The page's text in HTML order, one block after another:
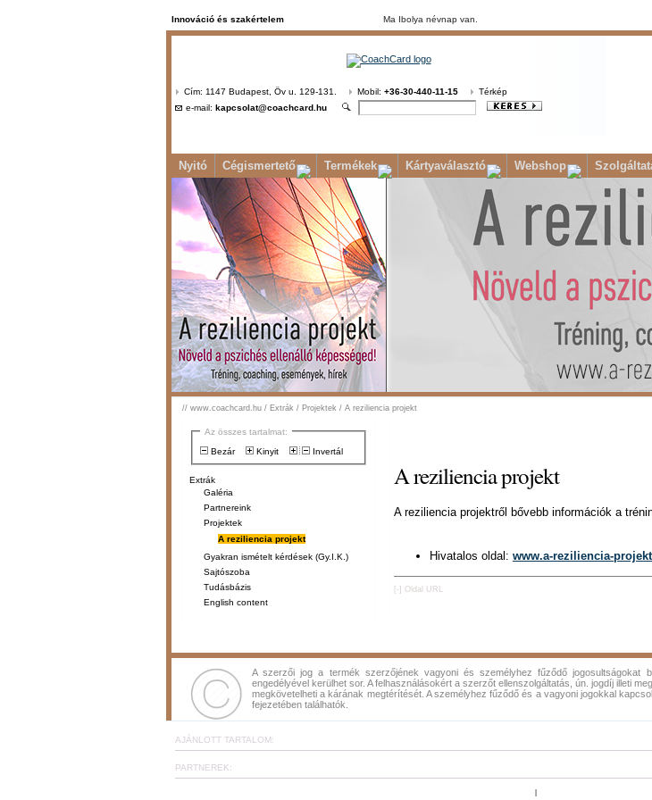
Innováció és szakértelem Ma Ibolya névnap van.
Cím: 1147 Budapest, Öv u. 129-131. Mobil: +36-30-440-11-15
Térkép
e-mail: kapcsolat@coachcard.hu
Nyitó Cégismertető Termékek Kártyaválasztó Webshop
// www.coachcard.hu / Extrák / Projektek / A reziliencia projekt
Az összes tartalmat:
Bezár
Kinyit Invertál
Extrák
Galéria
Partnereink
Projektek
A reziliencia projekt
Gyakran ismételt kérdések (Gy.I.K.)
Sajtószoba
Tudásbázis
English content
A reziliencia projekt
A reziliencia projektről bővebb információk a
Hivatalos oldal: www.a-reziliencia-
[-] Oldal URL
A szerzői jog a termék szerzőjének vagyoni és személyhez fűződő
engedélyével kerülhet sor. A felhasználásokért a szerzőt ellenszolgáltatás, ún. jogdíj illeti
megkövetelheti a kárának megtérítését. A személyhez fűződő és a vagyoni jogokkal
fejezetében találhatók.
AJÁNLOTT TARTALOM:
PARTNEREK: